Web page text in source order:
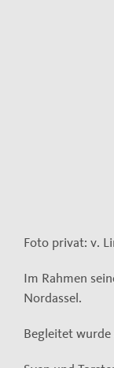
Foto privat: v.
Im Rahmen
Nordassel.
Begleitet